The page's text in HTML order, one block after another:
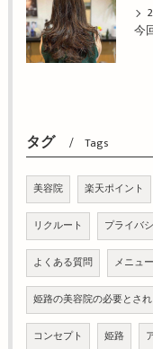
タグ Tags
美容院 楽天ポイント
リクルート プライバ
よくある質問 メニュー
姫路の美容院の必要とさ
コンセプト 姫路